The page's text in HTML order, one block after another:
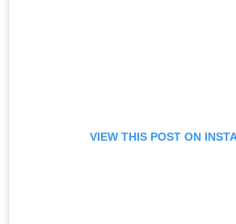
VIEW THIS POST ON